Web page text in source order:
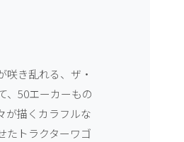
き乱れる、ザ・
、50エーカーもの
が描くカラフルな
たトラクターワゴ